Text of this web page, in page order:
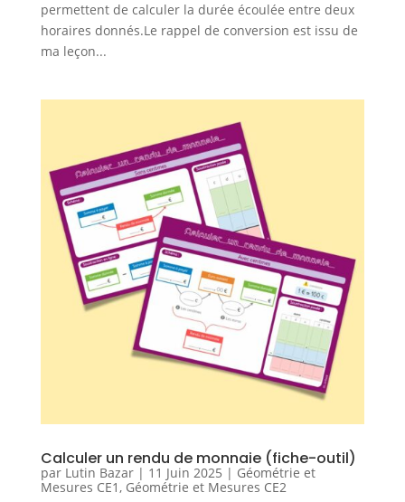
permettent de calculer la durée écoulée entre deux
horaires donnés.Le rappel de conversion est issu de
ma leçon...
Calculer un rendu de monnaie (fiche-outil)
par Lutin Bazar| 11 Juin 2025 | Géométrie et
Mesures CE1 , Géométrie et Mesures CE2